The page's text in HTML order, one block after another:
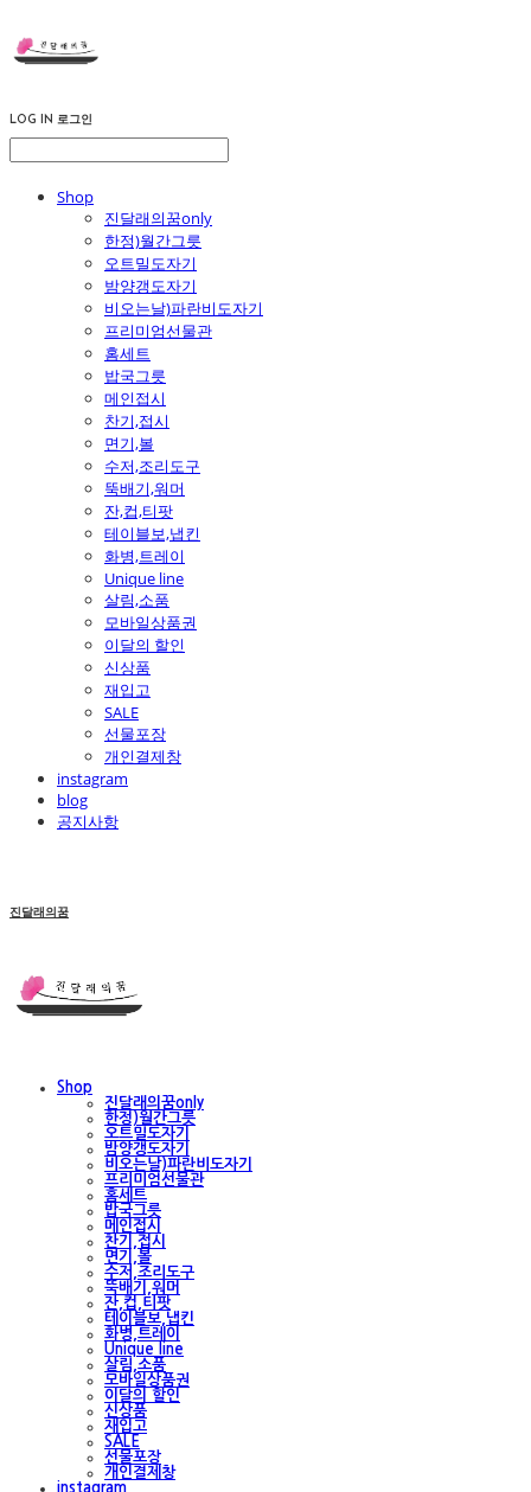
LOG IN 로그인
Shop
진달래의꿈only
한정)월간그릇
오트밀도자기
밤양갱도자기
비오는날)파란비도자기
프리미엄선물관
홈세트
밥국그릇
메인접시
찬기,접시
면기,볼
수저,조리도구
뚝배기,워머
잔,컵,티팟
테이블보,냅킨
화병,트레이
Unique line
살림,소품
모바일상품권
이달의 할인
신상품
재입고
SALE
선물포장
개인결제창
instagram
blog
공지사항
진달래의꿈
Shop
진달래의꿈only
한정)월간그릇
오트밀도자기
밤양갱도자기
비오는날)파란비도자기
프리미엄선물관
홈세트
밥국그릇
메인접시
찬기,접시
면기,볼
수저,조리도구
뚝배기,워머
잔,컵,티팟
테이블보,냅킨
화병,트레이
Unique line
살림,소품
모바일상품권
이달의 할인
신상품
재입고
SALE
선물포장
개인결제창
instagram